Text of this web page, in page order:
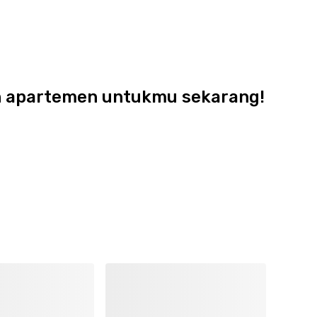
untukmu sekarang!